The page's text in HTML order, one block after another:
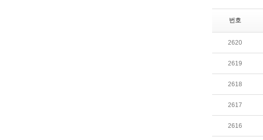
번호
2620
2619
2618
2617
2616